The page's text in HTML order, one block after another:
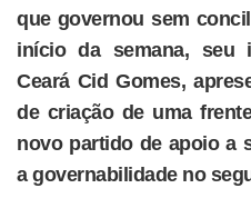
que governou sem
início da semana, seu
Ceará Cid Gomes,
de criação de uma
novo partido de apoio a
a governabilidade no